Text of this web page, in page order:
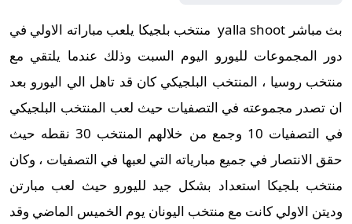
بث مباشر yalla shoot منتخب بلجيكا يلعب مباراته الاولي في
دور المجموعات لليورو اليوم السبت وذلك عندما يلتقي مع
منتخب روسيا ، المنتخب البلجيكي كان قد تاهل الي اليورو بعد
ان تصدر مجموعته في التصفيات حيث لعب المنتخب البلجيكي
في التصفيات 10 وجمع من خلالهم المنتخب 30 نقطه حيث
حقق الانتصار في جميع مبارياته التي لعبها في التصفيات ، وكان
منتخب بلجيكا استعداد بشكل جيد لليورو حيث لعب مبارتن
وديتن الاولي كانت مع منتخب اليونان يوم الخميس الماضي وقد